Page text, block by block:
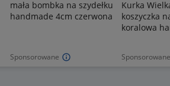
Sponsorowane
mała bombka na szydełku
handmade 4cm czerwona
Sponsorowane
Kurka
koszyczka
koralowa